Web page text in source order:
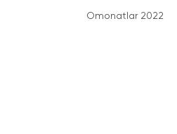
Omonatlar 2022